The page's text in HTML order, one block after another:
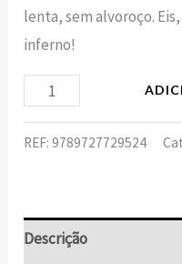
lenta, sem alvoroço.
inferno!
REF:9789727729524
Descrição